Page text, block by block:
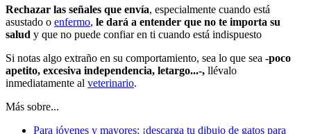
Rechazar las señales que envía, especialmente cuando está
asustado o enfermo, le dará a entender que no te importa su
salud y que no puede confiar en ti cuando está indispuesto
Si notas algo extraño en su comportamiento, sea lo que sea -poco
apetito, excesiva independencia, letargo...-, llévalo
inmediatamente al veterinario.
Más sobre...
Para jóvenes y mayores: ¡descarga tu dibujo de gatos para